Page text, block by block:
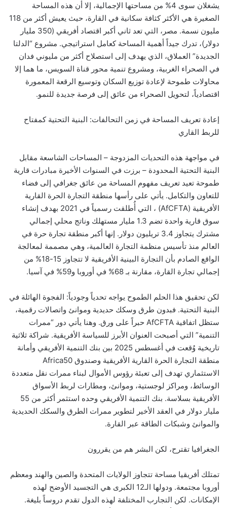
يشغلان سوى 4% من مساحتها الإجمالية، إلا أن هذه المساحة
الصغيرة هي الأكثر كثافة سكانية في القارة، حيث يعيش أكثر من 118
مليون نسمة. مصر، التي تعد ثاني أكبر اقتصاد أفريقي (350 مليار
دولار)، تدرك جيداً أهمية المساحة كعامل استراتيجي. مشروع “الدلتا
الجديدة” العملاق، الذي يهدف إلى استصلاح أكثر من مليوني فدان
في الصحراء الغربية، ومشروع تنمية محور قناة السويس، ما هما إلا
محاولات طموحة لإعادة توزيع السكان وتوسيع الرقعة المعمورة
اقتصادياً، لتحويل الصحراء من عائق إلى فرصة جديدة للنمو.
إعادة تعريف المساحة في زمن التحالفات: البنية التحتية كمفتاح
للربط القاري
في مواجهة هذه التحديات المزدوجة – المساحات الشاسعة مقابل
البنية التحتية المحدودة – برزت في السنوات الأخيرة مبادرات قارية
طموحة تعيد تعريف مفهوم المساحة من عائق جغرافي إلى فضاء
للتعاون والتكامل. يأتي على رأسها منطقة التجارة الحرة القارية
الأفريقية (AfCFTA) ، التي أُطلقت رسمياً في 2021 بهدف إنشاء
سوق قارية واحدة تضم 1.3 مليار مستهلك وناتج محلي إجمالي
مشترك يتجاوز 3.4 تريليون دولار. إنها أكبر منطقة تجارة حرة في
العالم منذ تأسيس منظمة التجارة العالمية، وهي مصممة لمعالجة
الواقع الصادم بأن التجارة البينية الأفريقية لا تتجاوز 15-18% من
إجمالي تجارة القارة، مقارنة بـ 68% في أوروبا و59% في آسيا.
لكن تحقيق هذا الحلم الطموح يواجه تحدياً وجودياً: الفجوة الهائلة في
البنية التحتية. فبدون طرق وسكك حديدية وموانئ واتصالات رقمية،
ستظل اتفاقية AfCFTA حبراً على ورق. وهنا يأتي دور “ممرات
التنمية” التي أصبحت العنوان الأبرز للسياسة الأفريقية. شراكة ثلاثية
تاريخية وُقعت في أغسطس 2025 بين بنك التنمية الأفريقي وأمانة
منطقة التجارة الحرة القارية الأفريقية وصندوق Africa50
الاستثماري تهدف إلى تعبئة رؤوس الأموال لبناء ممرات نقل متعددة
الوسائط، ومراكز لوجستية، وموانئ، ومطارات لربط الأسواق
الأفريقية بسلاسة. بنك التنمية الأفريقي وحده استثمر أكثر من 55
مليار دولار في العقد الأخير لتطوير ممرات الطرق والسكك الحديدية
والموانئ وشبكات الطاقة عبر القارة.
الجغرافيا تقترح، لكن البشر هم من يقررون
تمتلك أفريقيا مساحة تتجاوز الولايات المتحدة والصين والهند ومعظم
أوروبا مجتمعة. ودولها الـ12 الكبرى هي التجسيد الأوضح لهذه
الإمكانات. لكن التجارب المختلفة لهذه الدول تقدم دروساً بليغة.